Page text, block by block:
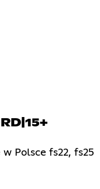
Polsce fs22, fs25